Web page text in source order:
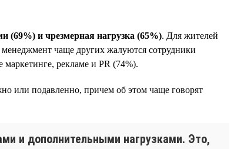
(69%) и чрезмерная нагрузка (65%). Для жителей
чаще других жалуются сотрудники
рекламе и PR (74%).
или подавленно, причем об этом чаще говорят
и дополнительными нагрузками. Это,